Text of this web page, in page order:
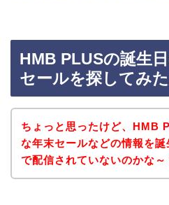
HMB PLUSの誕生
セールを探してみた
ちょっと思ったけど、HMB
な年末セールなどの情報を誕
で配信されていないのかな～